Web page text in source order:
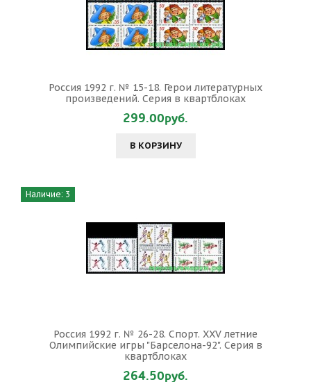
Россия 1992 г. № 15-18. Герои литературных
произведений. Серия в квартблоках
299.00руб.
В КОРЗИНУ
Наличие: 3
Россия 1992 г. № 26-28. Спорт. XXV летние
Олимпийские игры "Барселона-92". Серия в
квартблоках
264.50руб.